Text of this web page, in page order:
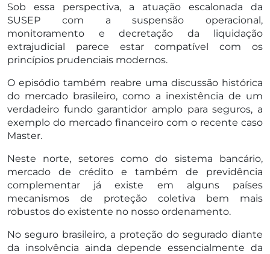
Sob essa perspectiva, a atuação escalonada da
SUSEP com a suspensão operacional,
monitoramento e decretação da liquidação
extrajudicial parece estar compatível com os
princípios prudenciais modernos.
O episódio também reabre uma discussão histórica
do mercado brasileiro, como a inexistência de um
verdadeiro fundo garantidor amplo para seguros, a
exemplo do mercado financeiro com o recente caso
Master.
Neste norte, setores como do sistema bancário,
mercado de crédito e também de previdência
complementar já existe em alguns países
mecanismos de proteção coletiva bem mais
robustos do existente no nosso ordenamento.
No seguro brasileiro, a proteção do segurado diante
da insolvência ainda depende essencialmente da